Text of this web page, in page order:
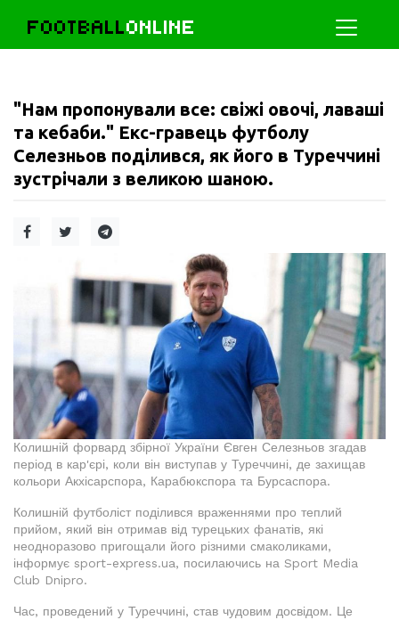
FOOTBALLONLINE
"Нам пропонували все: свіжі овочі, лаваші
та кебаби." Екс-гравець футболу
Селезньов поділився, як його в Туреччині
зустрічали з великою шаною.
Колишній форвард збірної України Євген Селезньов згадав
період в кар'єрі, коли він виступав у Туреччині, де захищав
кольори Акхісарспора, Карабюкспора та Бурсаспора.
Колишній футболіст поділився враженнями про теплий
прийом, який він отримав від турецьких фанатів, які
неодноразово пригощали його різними смаколиками,
інформує sport-express.ua, посилаючись на Sport Media
Club Dnipro.
Час, проведений у Туреччині, став чудовим досвідом. Це